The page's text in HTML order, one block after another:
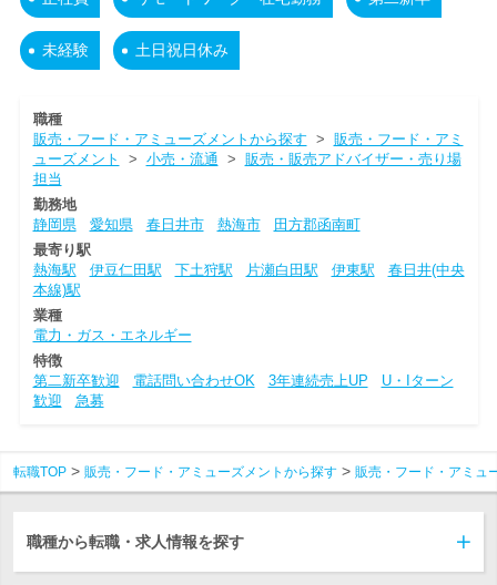
未経験 土日祝日休み
職種
販売・フード・アミューズメントから探す > 販売・フード・アミ
ューズメント
> 小売・流通 > 販売・販売アドバイザー・売り場
担当
勤務地
静岡県
愛知県 春日井市 熱海市
田方郡函南町
最寄り駅
熱海駅
伊豆仁田駅 下土狩駅 片瀬白田駅 伊東駅
春日井(中央
本線)駅
業種
電力・ガス・エネルギー
特徴
第二新卒歓迎
電話問い合わせOK 3年連続売上UP
U・Iターン
歓迎
急募
転職TOP 販売・フード・アミューズメントから探す 販売・フード・アミュ
職種から転職・求人情報を探す